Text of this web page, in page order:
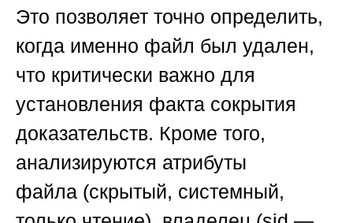
Это позволяет точно определить,
когда именно файл был удален,
что критически важно для
установления факта сокрытия
доказательств. Кроме того,
анализируются атрибуты
файла (скрытый, системный,